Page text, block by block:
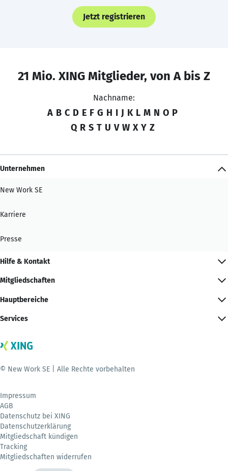
Jetzt registrieren
21 Mio. XING Mitglieder, von A bis Z
Nachname:
A B C D E F G H I J K L M N O P
Q R S T U V W X Y Z
Unternehmen
New Work SE
Karriere
Presse
Hilfe & Kontakt
Mitgliedschaften
Hauptbereiche
Services
© New Work SE | Alle Rechte vorbehalten
Impressum
AGB
Datenschutz bei XING
Datenschutzerklärung
Mitgliedschaft kündigen
Tracking
Mitgliedschaften widerrufen